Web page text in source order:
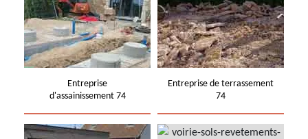
Entreprise
d'assainissement 74
Entreprise de terrassement
74